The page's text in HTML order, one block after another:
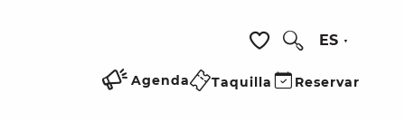
Voir les favoris
ES
Agenda Taquilla Reservar